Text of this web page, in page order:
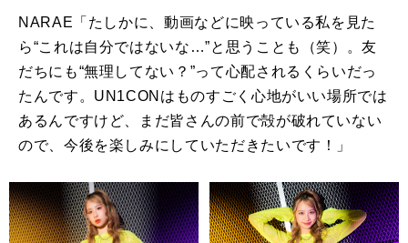
NARAE「たしかに、動画などに映っている私を見た
ら“これは自分ではないな…”と思うことも（笑）。友
だちにも“無理してない？”って心配されるくらいだっ
たんです。 UN1CON はものすごく心地がいい場所では
あるんですけど、まだ皆さんの前で殻が破れていない
ので、今後を楽しみにしていただきたいです！」